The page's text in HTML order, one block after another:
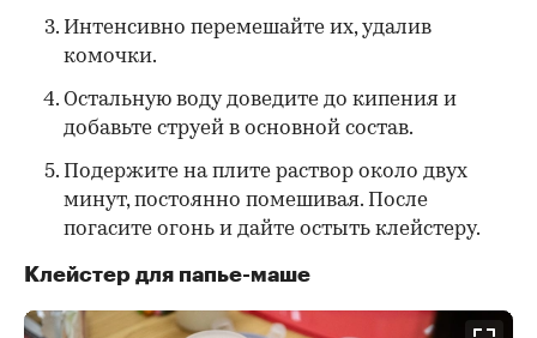
Интенсивно перемешайте их, удалив
комочки.
Остальную воду доведите до кипения и
добавьте струей в основной состав.
Подержите на плите раствор около двух
минут, постоянно помешивая. После
погасите огонь и дайте остыть клейстеру.
Клейстер для папье-маше